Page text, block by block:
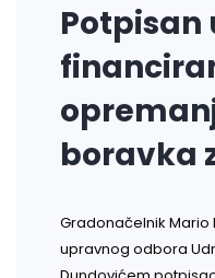
Potpisan
boravka
Gradonačelnik Mario
upravnog odbora